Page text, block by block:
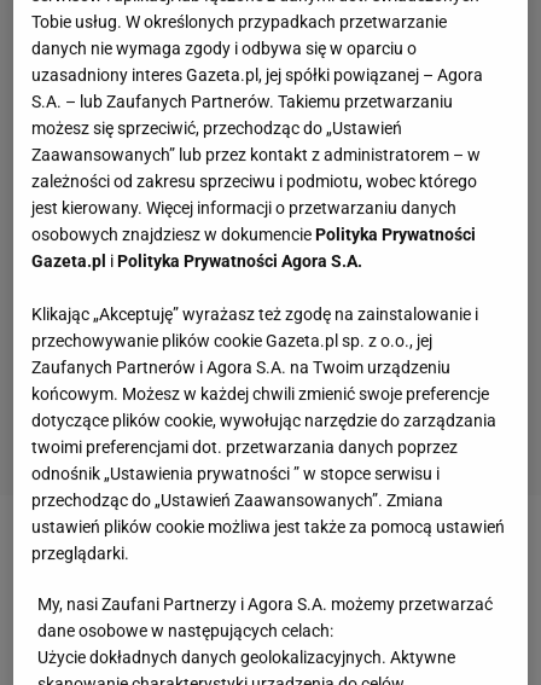
Zobacz wideo
Właściciel Motoru Lublin wsparł kandydaturę
Tobie usług. W określonych przypadkach przetwarzanie
danych nie wymaga zgody i odbywa się w oparciu o
uzasadniony interes Gazeta.pl, jej spółki powiązanej – Agora
S.A. – lub Zaufanych Partnerów. Takiemu przetwarzaniu
możesz się sprzeciwić, przechodząc do „Ustawień
Zaawansowanych” lub przez kontakt z administratorem – w
zależności od zakresu sprzeciwu i podmiotu, wobec którego
jest kierowany. Więcej informacji o przetwarzaniu danych
osobowych znajdziesz w dokumenciePolityka Prywatności
Gazeta.pl iPolityka Prywatności Agora S.A.
Klikając „Akceptuję” wyrażasz też zgodę na zainstalowanie i
przechowywanie plików cookie Gazeta.pl sp. z o.o., jej
Zaufanych Partnerów i Agora S.A. na Twoim urządzeniu
końcowym. Możesz w każdej chwili zmienić swoje preferencje
dotyczące plików cookie, wywołując narzędzie do zarządzania
twoimi preferencjami dot. przetwarzania danych poprzez
odnośnik „Ustawienia prywatności ” w stopce serwisu i
przechodząc do „Ustawień Zaawansowanych”. Zmiana
ustawień plików cookie możliwa jest także za pomocą ustawień
przeglądarki.
My, nasi Zaufani Partnerzy i Agora S.A. możemy przetwarzać
dane osobowe w następujących celach:
Użycie dokładnych danych geolokalizacyjnych. Aktywne